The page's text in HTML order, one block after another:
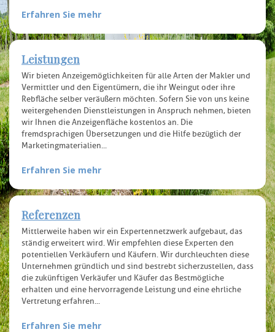
Erfahren Sie mehr
Leistungen
Wir bieten Anzeigemöglichkeiten für alle Arten der Makler und
Vermittler und den Eigentümern, die ihr Weingut oder ihre
Rebfläche selber veräußern möchten. Sofern Sie von uns keine
weitergehenden Dienstleistungen in Anspruch nehmen, bieten
wir Ihnen die Anzeigenfläche kostenlos an. Die
fremdsprachigen Übersetzungen und die Hilfe bezüglich der
Marketingmaterialien...
Erfahren Sie mehr
Referenzen
Mittlerweile haben wir ein Expertennetzwerk aufgebaut, das
ständig erweitert wird. Wir empfehlen diese Experten den
potentiellen Verkäufern und Käufern. Wir durchleuchten diese
Unternehmen gründlich und sind bestrebt sicherzustellen, dass
die zukünftigen Verkäufer und Käufer das Bestmögliche
erhalten und eine hervorragende Leistung und eine ehrliche
Vertretung erfahren...
Erfahren Sie mehr